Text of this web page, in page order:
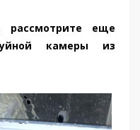
рассмотрите еще
камеры из